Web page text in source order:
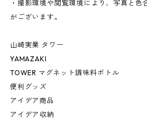
・撮影環境や閲覧環境により、写真と色
がございます。
山崎実業 タワー
YAMAZAKI
TOWER マグネット調味料ボトル
便利グッズ
アイデア商品
アイデア収納